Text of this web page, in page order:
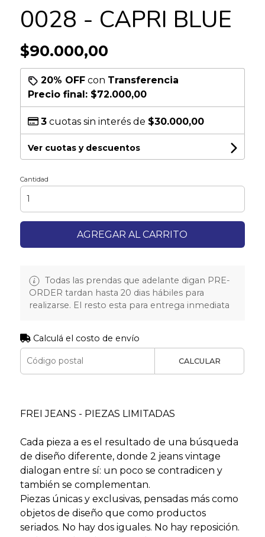
0028 - CAPRI BLUE
$90.000,00
20% OFFcon Transferencia
Precio final: $72.000,00
3cuotas sin interés de $30.000,00
Ver cuotas y descuentos
Cantidad
AGREGAR AL CARRITO
Todas las prendas que adelante digan PRE-
ORDER tardan hasta 20 dias hábiles para
realizarse. El resto esta para entrega inmediata
Calculá el costo de envío
CALCULAR
FREI JEANS - PIEZAS LIMITADAS
Cada pieza a es el resultado de una búsqueda
de diseño diferente, donde 2 jeans vintage
dialogan entre sí: un poco se contradicen y
también se complementan.
Piezas únicas y exclusivas, pensadas más como
objetos de diseño que como productos
seriados. No hay dos iguales. No hay reposición.